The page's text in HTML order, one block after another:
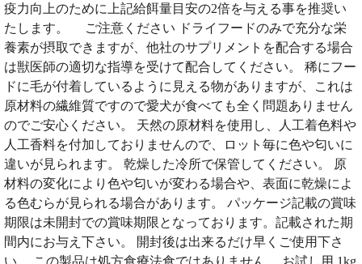
疫力向上のために上記給餌量目安の2倍を与える事を推奨い
たします。 ご注意ください ドライフードのみで充分な栄
養素が摂取できますが、他社のサプリメントを配合する場合
は獣医師の適切な指導を受けて配合してください。 稀にフー
ドに毛が付着しているように見える物がありますが、これは
原材料の繊維質ですので愛犬が食べても全く問題ありません
のでご安心ください。 天然の原材料を使用し、人工着色料や
人工香料を付加しておりませんので、ロット毎に色や匂いに
違いが見られます。 乾燥した冷所で保管してください。 原
材料の変化により色や匂いが変わる場合や、表面に乾燥によ
る色むらが見られる場合があります。 パッケージ記載の賞味
期限は未開封での賞味期限となっております。記載された期
間内にお与え下さい。 開封後は出来るだけ早くご使用下さ
い。 この製品は処方食療法食ではありません。 お試し用 1kg